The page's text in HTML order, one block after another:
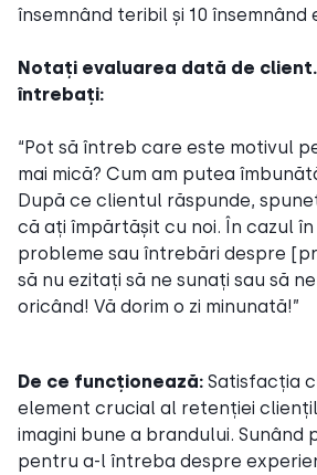
însemnând teribil și 10 însemnând
Notați evaluarea dată de client.
întrebați:
“Pot să întreb care este motivul
mai mică? Cum am putea
După ce clientul răspunde,
că ați împărtășit cu noi. În cazul
probleme sau întrebări despre
să nu ezitați să ne sunați sau să
oricând! Vă dorim o zi minunată!”
De ce funcționează: Satisfacția
element crucial al retenției
imagini bune a brandului. Sunând
pentru a-l întreba despre